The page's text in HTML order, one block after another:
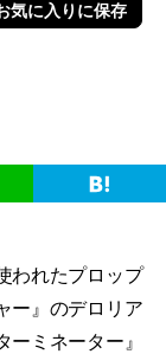
気に入りに保存
われたプロップ
ー』のデロリア
ミネーター』